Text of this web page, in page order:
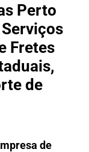
Perto
Fretes
de
de